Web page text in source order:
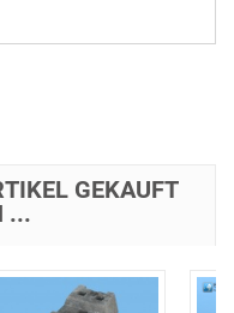
GEKAUFT
...